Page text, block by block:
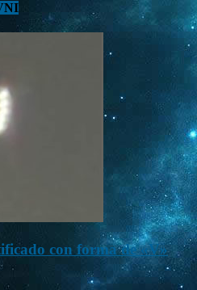
con forma de «V»